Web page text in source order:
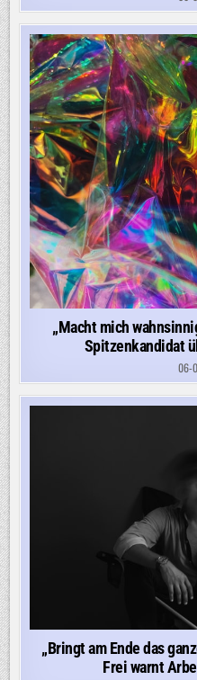
„Macht mich
Spitzenkandidat
06-
„Bringt am Ende das
Frei warnt